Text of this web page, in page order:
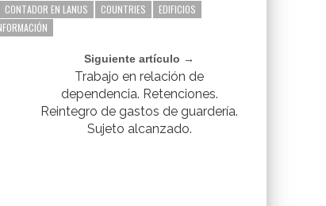
CONTADOR EN LANUS COUNTRIES
EDIFICIOS
Siguiente artículo →
Trabajo en relación de
dependencia. Retenciones.
Reintegro de gastos de guardería.
Sujeto alcanzado.